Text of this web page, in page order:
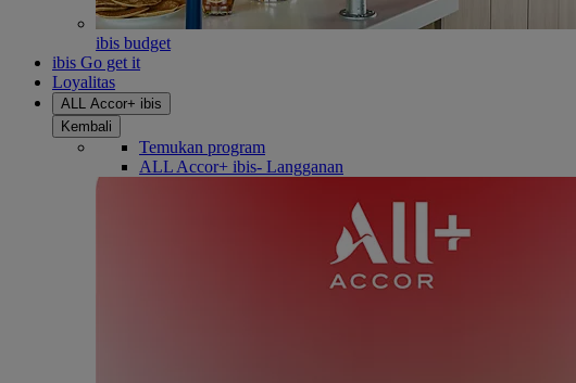
ibis budget
ibis Go get it
Loyalitas
ALL Accor+ ibis
Kembali
Temukan program
ALL Accor+ ibis- Langganan